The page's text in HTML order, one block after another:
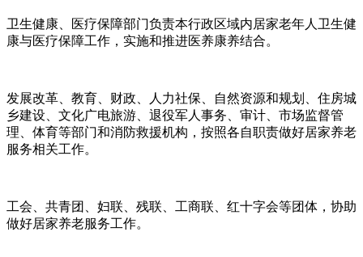
卫生健康、医疗保障部门负责本行政区域内居家老年人卫生健
康与医疗保障工作，实施和推进医养康养结合。
发展改革、教育、财政、人力社保、自然资源和规划、住房城
乡建设、文化广电旅游、退役军人事务、审计、市场监督管
理、体育等部门和消防救援机构，按照各自职责做好居家养老
服务相关工作。
工会、共青团、妇联、残联、工商联、红十字会等团体，协助
做好居家养老服务工作。